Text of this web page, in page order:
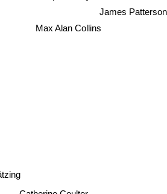
Max Alan Collins
James Patterson